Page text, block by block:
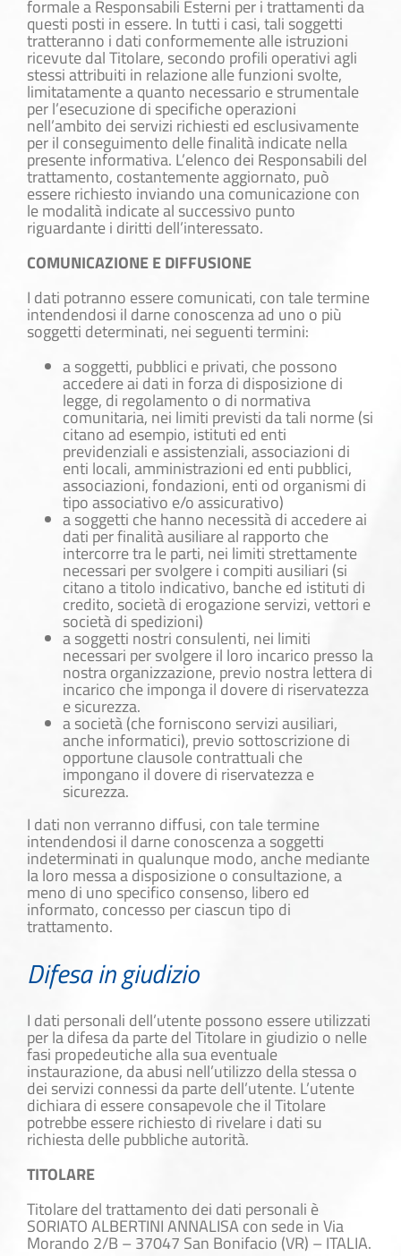
formale a Responsabili Esterni per i trattamenti da
questi posti in essere. In tutti i casi, tali soggetti
tratteranno i dati conformemente alle istruzioni
ricevute dal Titolare, secondo profili operativi agli
stessi attribuiti in relazione alle funzioni svolte,
limitatamente a quanto necessario e strumentale
per l’esecuzione di specifiche operazioni
nell’ambito dei servizi richiesti ed esclusivamente
per il conseguimento delle finalità indicate nella
presente informativa. L’elenco dei Responsabili del
trattamento, costantemente aggiornato, può
essere richiesto inviando una comunicazione con
le modalità indicate al successivo punto
riguardante i diritti dell’interessato.
COMUNICAZIONE E DIFFUSIONE
I dati potranno essere comunicati, con tale termine
intendendosi il darne conoscenza ad uno o più
soggetti determinati, nei seguenti termini:
a soggetti, pubblici e privati, che possono
accedere ai dati in forza di disposizione di
legge, di regolamento o di normativa
comunitaria, nei limiti previsti da tali norme (si
citano ad esempio, istituti ed enti
previdenziali e assistenziali, associazioni di
enti locali, amministrazioni ed enti pubblici,
associazioni, fondazioni, enti od organismi di
tipo associativo e/o assicurativo)
a soggetti che hanno necessità di accedere ai
dati per finalità ausiliare al rapporto che
intercorre tra le parti, nei limiti strettamente
necessari per svolgere i compiti ausiliari (si
citano a titolo indicativo, banche ed istituti di
credito, società di erogazione servizi, vettori e
società di spedizioni)
a soggetti nostri consulenti, nei limiti
necessari per svolgere il loro incarico presso la
nostra organizzazione, previo nostra lettera di
incarico che imponga il dovere di riservatezza
e sicurezza.
a società (che forniscono servizi ausiliari,
anche informatici), previo sottoscrizione di
opportune clausole contrattuali che
impongano il dovere di riservatezza e
sicurezza.
I dati non verranno diffusi, con tale termine
intendendosi il darne conoscenza a soggetti
indeterminati in qualunque modo, anche mediante
la loro messa a disposizione o consultazione, a
meno di uno specifico consenso, libero ed
informato, concesso per ciascun tipo di
trattamento.
Difesa in giudizio
I dati personali dell’utente possono essere utilizzati
per la difesa da parte del Titolare in giudizio o nelle
fasi propedeutiche alla sua eventuale
instaurazione, da abusi nell’utilizzo della stessa o
dei servizi connessi da parte dell’utente. L’utente
dichiara di essere consapevole che il Titolare
potrebbe essere richiesto di rivelare i dati su
richiesta delle pubbliche autorità.
TITOLARE
Titolare del trattamento dei dati personali è
SORIATO ALBERTINI ANNALISA con sede in Via
Morando 2/B – 37047 San Bonifacio (VR) – ITALIA.